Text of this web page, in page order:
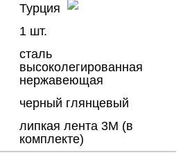
Турция
1 шт.
сталь
высоколегированная
нержавеющая
черный глянцевый
липкая лента 3M (в
комплекте)